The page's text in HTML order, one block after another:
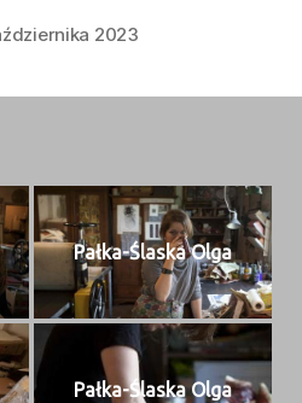
2023
Pał­ka-Ślas­ka Olga
Pał­ka-Ślas­ka Olga